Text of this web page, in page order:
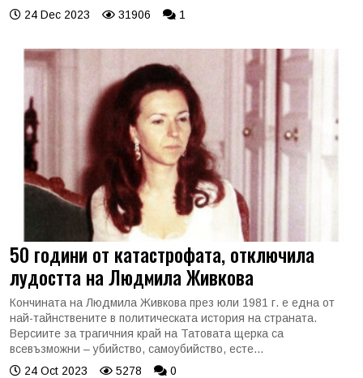
24 Dec 2023
31906 1
50 години от катастрофата, отключила
лудостта на Людмила Живкова
Кончината на Людмила Живкова през юли 1981 г. е една от
най-тайнствените в политическата история на страната.
Версиите за трагичния край на Татовата щерка са
всевъзможни – убийство, самоубийство, есте...
24 Oct 2023
5278 0